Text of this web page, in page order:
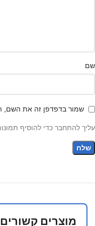
שם
שמור בדפדפן זה את השם,
עליך להתחבר כדי להוסיף
מוצרים קשורים